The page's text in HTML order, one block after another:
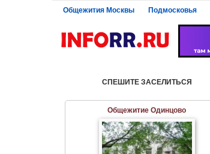
Общежития Москвы Подмосковья
СПЕШИТЕ ЗАСЕЛИТЬСЯ
Общежитие Одинцово